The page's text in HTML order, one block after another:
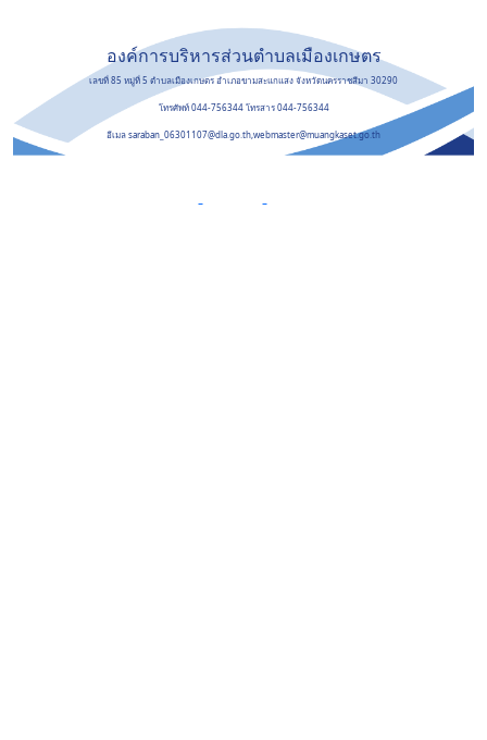
องค์การบริหารส่วนตำบลเมืองเกษตร
เลขที่ 85 หมู่ที่ 5 ตำบลเมืองเกษตร อำเภอขามสะแกแสง จังหวัดนครราชสีมา 30290
โทรศัพท์ 044-756344 โทรสาร 044-756344
อีเมล saraban_06301107@dla.go.th,webmaster@muangkaset.go.th